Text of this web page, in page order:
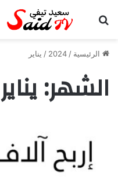
بحث عن
الرئيسية /
2024
/ يناير
الشهر:يناير 2024